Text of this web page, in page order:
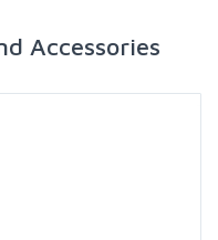
Accessories